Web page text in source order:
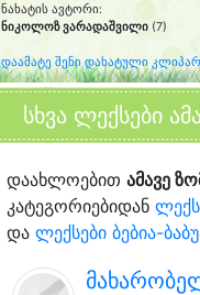
ნახატის ავტორი:
ნიკოლოზ ვარადაშვილი (7)
დაამატე შენი დახატული
სხვა ლექსები
დაახლოებით ამავე
კატეგორიებიდან
და ლექსები ბებია-